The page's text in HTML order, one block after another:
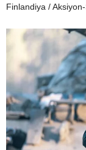
Finlandiya /